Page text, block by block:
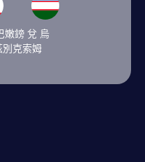
嫩鎊 兌 烏
別克索姆